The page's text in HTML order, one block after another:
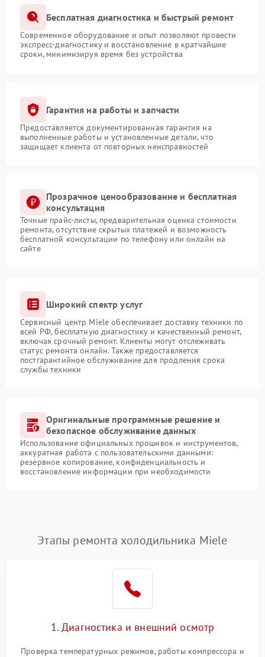
Бесплатная диагностика и быстрый ремонт
Современное оборудование и опыт позволяют провести
экспресс-диагностику и восстановление в кратчайшие
сроки, минимизируя время без устройства
Гарантия на работы и запчасти
Предоставляется документированная гарантия на
выполненные работы и установленные детали, что
защищает клиента от повторных неисправностей
Прозрачное ценообразование и бесплатная
консультация
Точные прайс-листы, предварительная оценка стоимости
ремонта, отсутствие скрытых платежей и возможность
бесплатной консультации по телефону или онлайн на
сайте
Широкий спектр услуг
Сервисный центр Miele обеспечивает доставку техники по
всей РФ, бесплатную диагностику и качественный ремонт,
включая срочный ремонт. Клиенты могут отслеживать
статус ремонта онлайн. Также предоставляется
постгарантийное обслуживание для продления срока
службы техники
Оригинальные программные решение и
безопасное обслуживание данных
Использование официальных прошивок и инструментов,
аккуратная работа с пользовательскими данными:
резервное копирование, конфиденциальность и
восстановление информации при необходимости
Этапы ремонта холодильника Miele
1. Диагностика и внешний осмотр
Проверка температурных режимов, работы компрессора и